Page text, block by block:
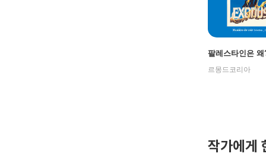
팔레스타인은 왜
르몽드코리아
작가에게